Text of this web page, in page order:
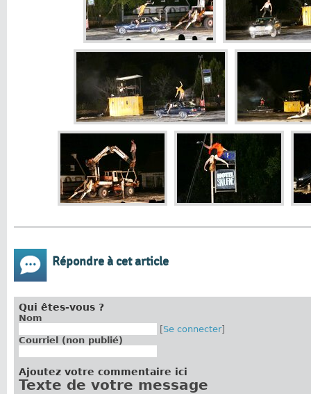
Répondre à cet article
Qui êtes-vous ?
Nom
[Se connecter]
Courriel (non publié)
Ajoutez votre commentaire ici
Texte de votre message